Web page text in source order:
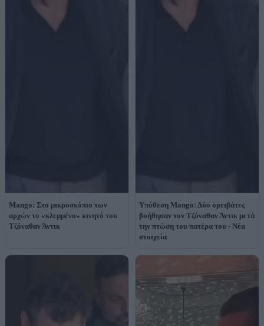
Mango: Στο μικροσκόπιο των
αρχών το «κλεμμένο» κινητό του
Τζόναθαν Άντικ
Υπόθεση Mangο: Δύο ορειβάτες
βοήθησαν τον Τζόναθαν Άντικ μετά
την πτώση του πατέρα του - Νέα
στοιχεία